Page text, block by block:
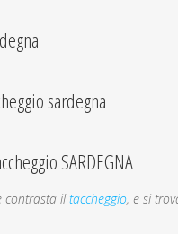
sardegna
SARDEGNA
contrasta iltaccheggio, e si